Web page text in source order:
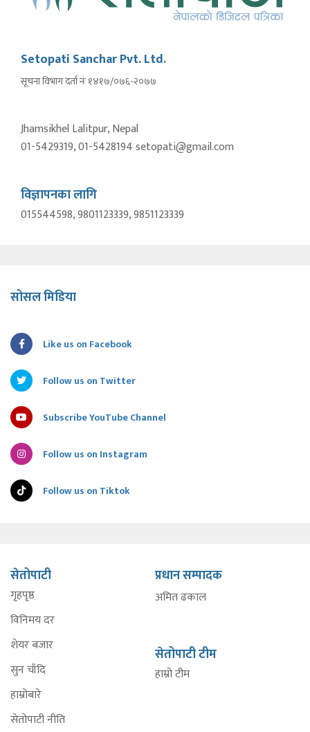
Setopati Sanchar Pvt. Ltd.
सूचना विभाग दर्ता नंः १४१७/०७६-२०७७
Jhamsikhel Lalitpur, Nepal
01-5429319, 01-5428194 setopati@gmail.com
विज्ञापनका लागि
015544598, 9801123339, 9851123339
सोसल मिडिया
Like us on Facebook
Follow us on Twitter
Subscribe YouTube Channel
Follow us on Instagram
Follow us on Tiktok
सेतोपाटी
गृहपृष्ठ
विनिमय दर
शेयर बजार
सुन चाँदि
हाम्रोबारे
सेतोपाटी नीति
प्रधान सम्पादक
अमित ढकाल
सेतोपाटी टीम
हाम्रो टीम